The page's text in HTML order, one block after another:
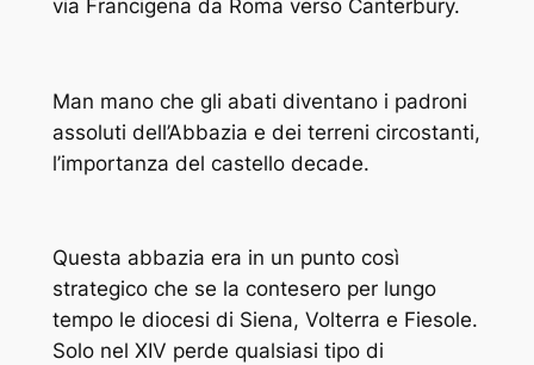
via Francigena da Roma verso Canterbury.
Man mano che gli abati diventano i padroni
assoluti dell’Abbazia e dei terreni circostanti,
l’importanza del castello decade.
Questa abbazia era in un punto così
strategico che se la contesero per lungo
tempo le diocesi di Siena, Volterra e Fiesole.
Solo nel XIV perde qualsiasi tipo di